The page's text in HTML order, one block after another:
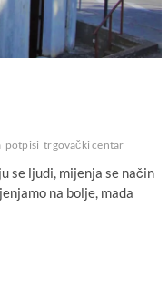
potpisi trgovački centar
se ljudi, mijenja se način
na bolje, mada